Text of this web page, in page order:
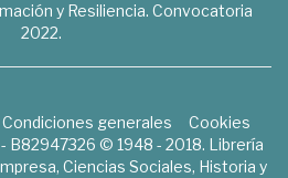
y Resiliencia. Convocatoria
2022.
Condiciones generales
Cookies
B82947326 © 1948 - 2018. Librería
Ciencias Sociales, Historia y